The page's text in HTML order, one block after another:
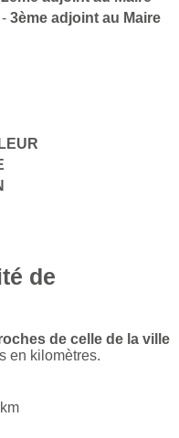
- 3ème adjoint au Maire
de
de celle de la ville
en kilomètres.